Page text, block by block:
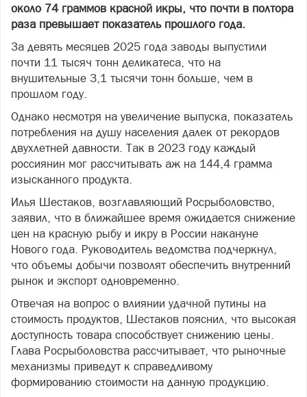
около 74 граммов красной икры, что почти в полтора
раза превышает показатель прошлого года.
За девять месяцев 2025 года заводы выпустили
почти 11 тысяч тонн деликатеса, что на
внушительные 3,1 тысячи тонн больше, чем в
прошлом году.
Однако несмотря на увеличение выпуска, показатель
потребления на душу населения далек от рекордов
двухлетней давности. Так в 2023 году каждый
россиянин мог рассчитывать аж на 144,4 грамма
изысканного продукта.
Илья Шестаков, возглавляющий Росрыболовство,
заявил, что в ближайшее время ожидается снижение
цен на красную рыбу и икру в России накануне
Нового года. Руководитель ведомства подчеркнул,
что объемы добычи позволят обеспечить внутренний
рынок и экспорт одновременно.
Отвечая на вопрос о влиянии удачной путины на
стоимость продуктов, Шестаков пояснил, что высокая
доступность товара способствует снижению цены.
Глава Росрыболовства рассчитывает, что рыночные
механизмы приведут к справедливому
формированию стоимости на данную продукцию.